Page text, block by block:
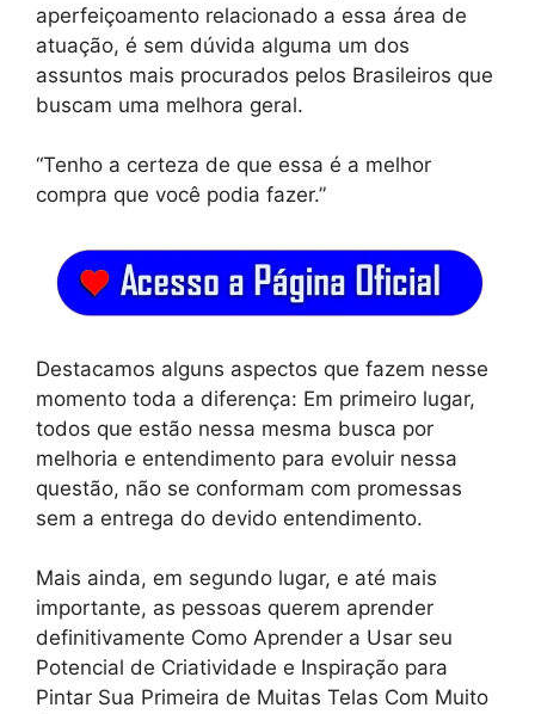
aperfeiçoamento relacionado a essa área de
atuação, é sem dúvida alguma um dos
assuntos mais procurados pelos Brasileiros que
buscam uma melhora geral.
“Tenho a certeza de que essa é a melhor
compra que você podia fazer.”
Destacamos alguns aspectos que fazem nesse
momento toda a diferença: Em primeiro lugar,
todos que estão nessa mesma busca por
melhoria e entendimento para evoluir nessa
questão, não se conformam com promessas
sem a entrega do devido entendimento.
Mais ainda, em segundo lugar, e até mais
importante, as pessoas querem aprender
definitivamente Como Aprender a Usar seu
Potencial de Criatividade e Inspiração para
Pintar Sua Primeira de Muitas Telas Com Muito